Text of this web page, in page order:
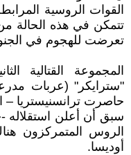
القوات الروسية
تتمكن في هذه الحالة
تعرضت للهجوم في
المجموعة القتالية
"سترايكر" (عربات
حاصرت ترانسنيستريا –
سبق أن أعلن استقلاله
الروس المتمركزون
أوديسا.